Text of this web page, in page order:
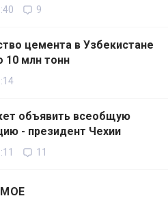
9
цемента в Узбекистане
10 млн тонн
объявить всеобщую
- президент Чехии
11